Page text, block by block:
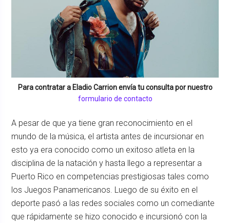
Para contratar a Eladio Carrionenvía tu consulta por nuestro
formulario de contacto
A pesar de que ya tiene gran reconocimiento en el
mundo de la música, el artista antes de incursionar en
esto ya era conocido como un exitoso atleta en la
disciplina de la natación y hasta llego a representar a
Puerto Rico en competencias prestigiosas tales como
los Juegos Panamericanos. Luego de su éxito en el
deporte pasó a las redes sociales como un comediante
que rápidamente se hizo conocido e incursionó con la